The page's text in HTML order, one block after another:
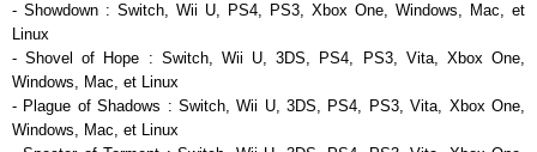
- Showdown : Switch, Wii U, PS4, PS3, Xbox One, Windows, Mac, et
Linux
- Shovel of Hope : Switch, Wii U, 3DS, PS4, PS3, Vita, Xbox One,
Windows, Mac, et Linux
- Plague of Shadows : Switch, Wii U, 3DS, PS4, PS3, Vita, Xbox One,
Windows, Mac, et Linux